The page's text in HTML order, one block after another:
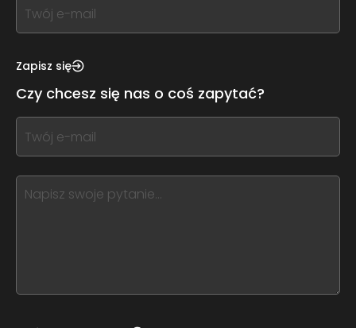
you
this,
this
form
field
blank
Zapisz się
Czy chcesz się nas o coś zapytać?
If
you
this,
leave